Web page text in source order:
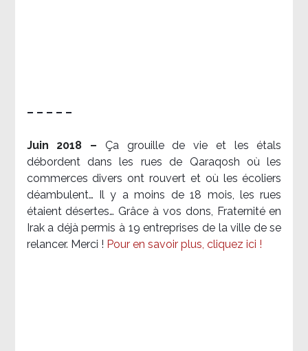
– – – – –
Juin 2018 – Ça grouille de vie et les étals
débordent dans les rues de Qaraqosh où les
commerces divers ont rouvert et où les écoliers
déambulent… Il y a moins de 18 mois, les rues
étaient désertes… Grâce à vos dons, Fraternité en
Irak a déjà permis à 19 entreprises de la ville de se
relancer. Merci ! Pour en savoir plus, cliquez ici !